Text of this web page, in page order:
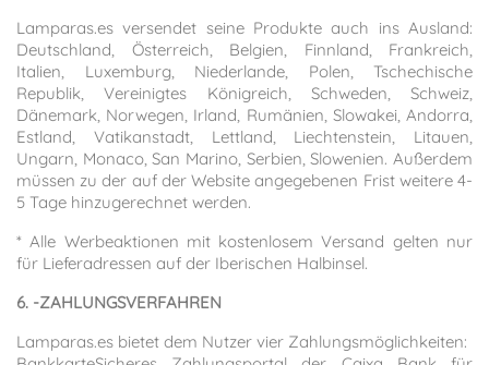
Lamparas.es versendet seine Produkte auch ins Ausland:
Deutschland, Österreich, Belgien, Finnland, Frankreich,
Italien, Luxemburg, Niederlande, Polen, Tschechische
Republik, Vereinigtes Königreich, Schweden, Schweiz,
Dänemark, Norwegen, Irland, Rumänien, Slowakei, Andorra,
Estland, Vatikanstadt, Lettland, Liechtenstein, Litauen,
Ungarn, Monaco, San Marino, Serbien, Slowenien. Außerdem
müssen zu der auf der Website angegebenen Frist weitere 4-
5 Tage hinzugerechnet werden.
* Alle Werbeaktionen mit kostenlosem Versand gelten nur
für Lieferadressen auf der Iberischen Halbinsel.
6. -ZAHLUNGSVERFAHREN
Lamparas.es bietet dem Nutzer vier Zahlungsmöglichkeiten: